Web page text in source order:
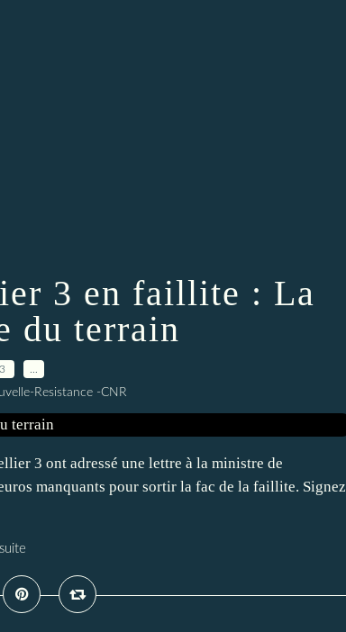
3 en faillite : La
du terrain
Resistance -CNR
3 ont adressé une lettre à la ministre de
manquants pour sortir la fac de la faillite. Signez